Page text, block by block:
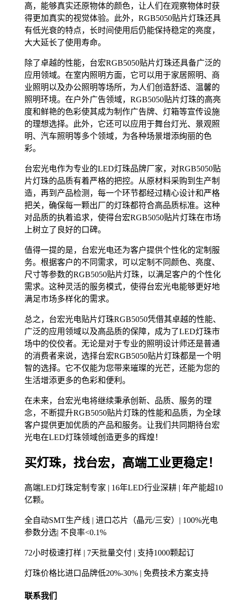
高，能够真实还原物体的颜色，让人们在观察物体时获
得更加真实的视觉体验。此外，RGB5050贴片灯珠还具
有低光衰的特点，长时间使用后仍能保持稳定的亮度，
大大延长了使用寿命。
除了卓越的性能，台宏RGB5050贴片灯珠还具备广泛的
应用领域。在室内照明方面，它可以用于家居照明、商
业照明以及办公照明等场所，为人们创造舒适、温馨的
照明环境。在户外广告领域，RGB5050贴片灯珠的高亮
度和鲜艳的色彩使其成为制作广告牌、灯箱等宣传设施
的理想选择。此外，它还可以应用于舞台灯光、景观照
明、汽车照明等多个领域，为各种场景增添绚丽的色
彩。
台宏光电作为专业的LED灯珠品牌厂家，对RGB5050贴
片灯珠的品质有着严格的把控。从原材料采购到生产制
造，再到产品检测，每一个环节都经过精心设计和严格
把关，确保每一颗出厂的灯珠都符合高品质标准。这种
对品质的执着追求，使得台宏RGB5050贴片灯珠在市场
上树立了良好的口碑。
值得一提的是，台宏光电还为客户提供个性化的定制服
务。根据客户的不同需求，可以定制不同颜色、亮度、
尺寸等参数的RGB5050贴片灯珠，以满足客户的个性化
需求。这种灵活的服务模式，使得台宏光电能够更好地
满足市场多样化的需求。
总之，台宏光电贴片灯珠RGB5050凭借其卓越的性能、
广泛的应用领域以及高品质的保障，成为了LED灯珠市
场中的佼佼者。无论是对于专业的照明设计师还是普通
的消费者来说，选择台宏RGB5050贴片灯珠都是一个明
智的选择。它不仅能为您带来璀璨的光芒，还能为您的
生活增添更多的色彩和便利。
在未来，台宏光电将继续秉承创新、品质、服务的理
念，不断提升RGB5050贴片灯珠的性能和品质，为全球
客户提供更加优质的产品和服务。让我们共同期待台宏
光电在LED灯珠领域创造更多的辉煌！
买灯珠，找台宏，高端工业更稳定！
高端LED灯珠定制专家 | 16年LED行业深耕 | 年产能超10
亿颗。
全自动SMT生产线 | 进口芯片（晶元/三安）| 100%光电
参数分选| 不良率<0.1%
72小时极速打样 | 7天批量交付 | 支持1000颗起订
灯珠价格比进口品牌低20%-30% | 免费技术方案支持
联系我们